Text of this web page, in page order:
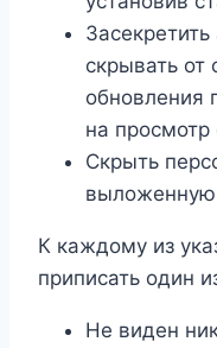
скрывать от
обновления
на просмотр
Скрыть
К каждому из
приписать один
Не виден